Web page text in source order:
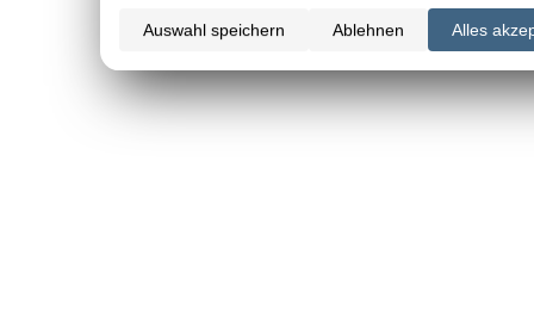
Auswahl speichern Ablehnen Alles